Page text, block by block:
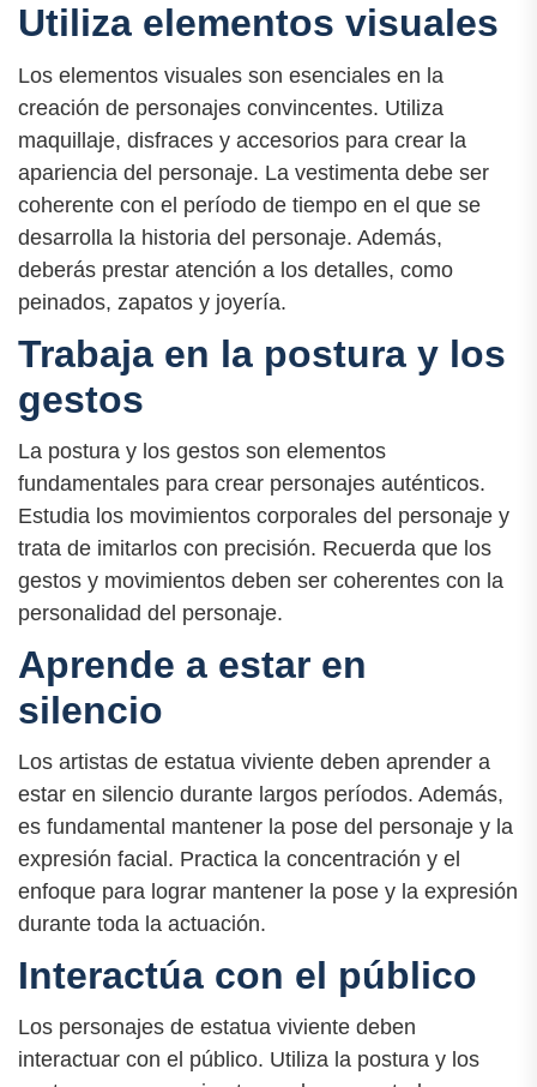
Utiliza elementos visuales
Los elementos visuales son esenciales en la
creación de personajes convincentes. Utiliza
maquillaje, disfraces y accesorios para crear la
apariencia del personaje. La vestimenta debe ser
coherente con el período de tiempo en el que se
desarrolla la historia del personaje. Además,
deberás prestar atención a los detalles, como
peinados, zapatos y joyería.
Trabaja en la postura y los
gestos
La postura y los gestos son elementos
fundamentales para crear personajes auténticos.
Estudia los movimientos corporales del personaje y
trata de imitarlos con precisión. Recuerda que los
gestos y movimientos deben ser coherentes con la
personalidad del personaje.
Aprende a estar en
silencio
Los artistas de estatua viviente deben aprender a
estar en silencio durante largos períodos. Además,
es fundamental mantener la pose del personaje y la
expresión facial. Practica la concentración y el
enfoque para lograr mantener la pose y la expresión
durante toda la actuación.
Interactúa con el público
Los personajes de estatua viviente deben
interactuar con el público. Utiliza la postura y los